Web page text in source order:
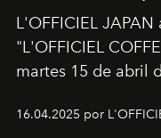
L'OFFICIEL
"L'OFFICIEL
martes 15 de abril
16.04.2025 por